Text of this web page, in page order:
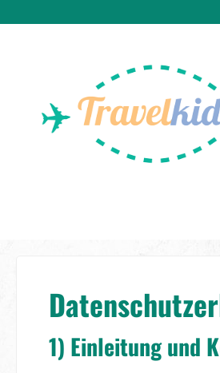
1) Einleitung und